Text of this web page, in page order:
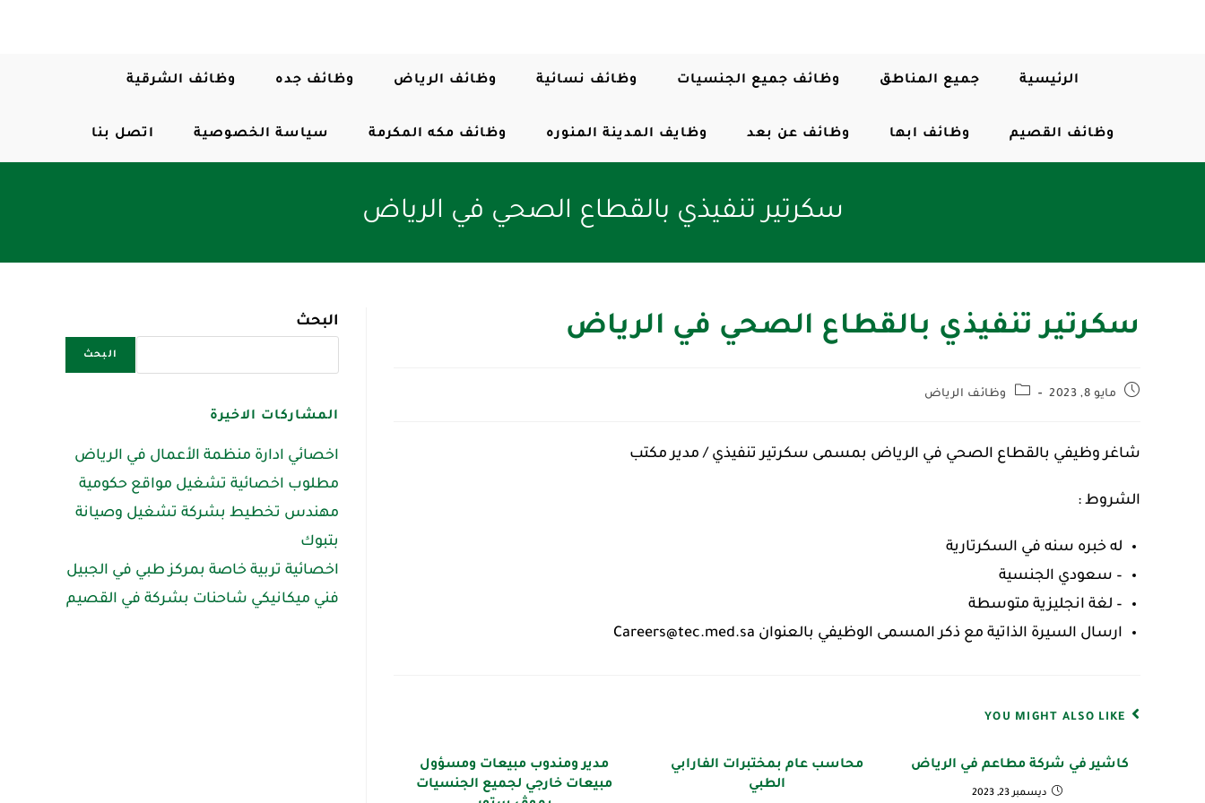
الرئيسية جميع المناطق وظائف جميع الجنسيات وظائف نسائية وظائف الرياض وظائف جده وظائف الشرقية
وظائف القصيم وظائف ابها وظائف عن بعد وظايف المدينة المنوره وظائف مكه المكرمة سياسة الخصوصية اتصل بنا
سكرتير تنفيذي بالقطاع الصحي في الرياض
سكرتير تنفيذي بالقطاع الصحي في الرياض
مايو 8, 2023 وظائف الرياض
شاغر وظيفي بالقطاع الصحي في الرياض بمسمى سكرتير تنفيذي / مدير مكتب
الشروط :
له خبره سنه في السكرتارية
– سعودي الجنسية
– لغة انجليزية متوسطة
ارسال السيرة الذاتية مع ذكر المسمى الوظيفي بالعنوان Careers@tec.med.sa
YOU MIGHT ALSO LIKE
مدير ومندوب مبيعات ومسؤول
مبيعات خارجي لجميع الجنسيات
محاسب عام بمختبرات الفارابي
الطبي
كاشير في شركة مطاعم في الرياض
ديسمبر 23, 2023
البحث
البحث
المشاركات الاخيرة
اخصائي ادارة منظمة الأعمال في الرياض
مطلوب اخصائية تشغيل مواقع حكومية
مهندس تخطيط بشركة تشغيل وصيانة
بتبوك
اخصائية تربية خاصة بمركز طبي في الجبيل
فني ميكانيكي شاحنات بشركة في القصيم